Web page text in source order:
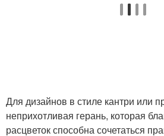
Для дизайнов в стиле кантри или
неприхотливая герань, которая
расцветок способна сочетаться